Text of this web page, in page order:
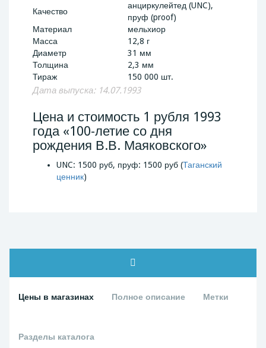
Качество
анциркулейтед (UNC),
пруф (proof)
Материал
мельхиор
Масса
12,8 г
Диаметр
31 мм
Толщина
2,3 мм
Тираж
150 000 шт.
Дата выпуска: 14.07.1993
Цена и стоимость 1 рубля 1993
года «100-летие со дня
рождения В.В. Маяковского»
UNC: 1500 руб, пруф: 1500 руб (Таганский
ценник)
Цены в магазинах Полное описание Метки
Разделы каталога